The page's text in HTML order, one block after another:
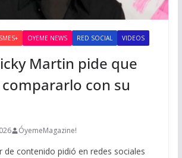
OYEME NEWS RED SOCIAL VIDEOS
Martin pide que
con su
ÓyemeMagazine!
de contenido pidió en redes sociales